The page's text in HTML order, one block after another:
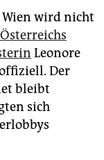
wird nicht
Österreichs
Leonore
Der
bleibt
sich